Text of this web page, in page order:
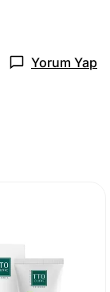
Yorum Yap